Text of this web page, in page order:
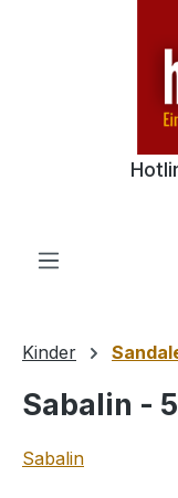
Kinder
Sabalin -
Sabalin